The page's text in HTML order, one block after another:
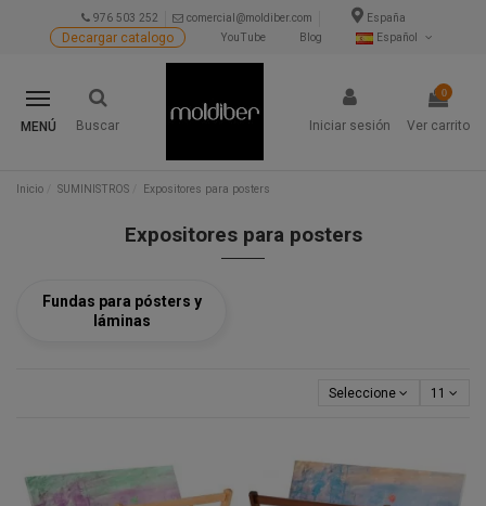
976 503 252 comercial@moldiber.com
España
Español
Blog
YouTube
Decargar catalogo
MENÚ Buscar Iniciar sesión
0
Ver carrito
Inicio SUMINISTROS Expositores para posters
Expositores para posters
Fundas para pósters y
láminas
Seleccione 11